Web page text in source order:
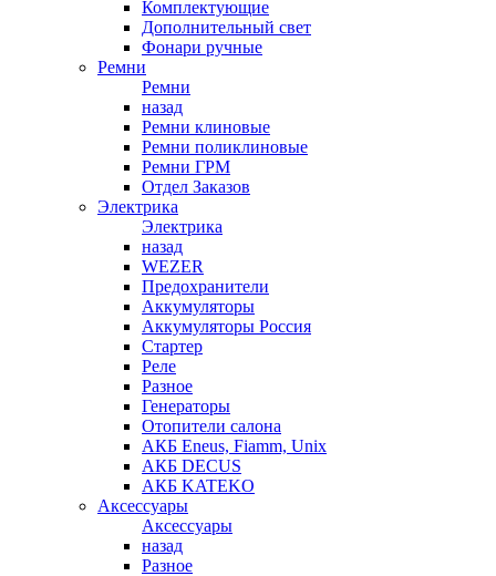
Комплектующие
Дополнительный свет
Фонари ручные
Ремни
Ремни
назад
Ремни клиновые
Ремни поликлиновые
Ремни ГРМ
Отдел Заказов
Электрика
Электрика
назад
WEZER
Предохранители
Аккумуляторы
Аккумуляторы Россия
Стартер
Реле
Разное
Генераторы
Отопители салона
АКБ Eneus, Fiamm, Unix
АКБ DECUS
АКБ KATEKO
Аксессуары
Аксессуары
назад
Разное